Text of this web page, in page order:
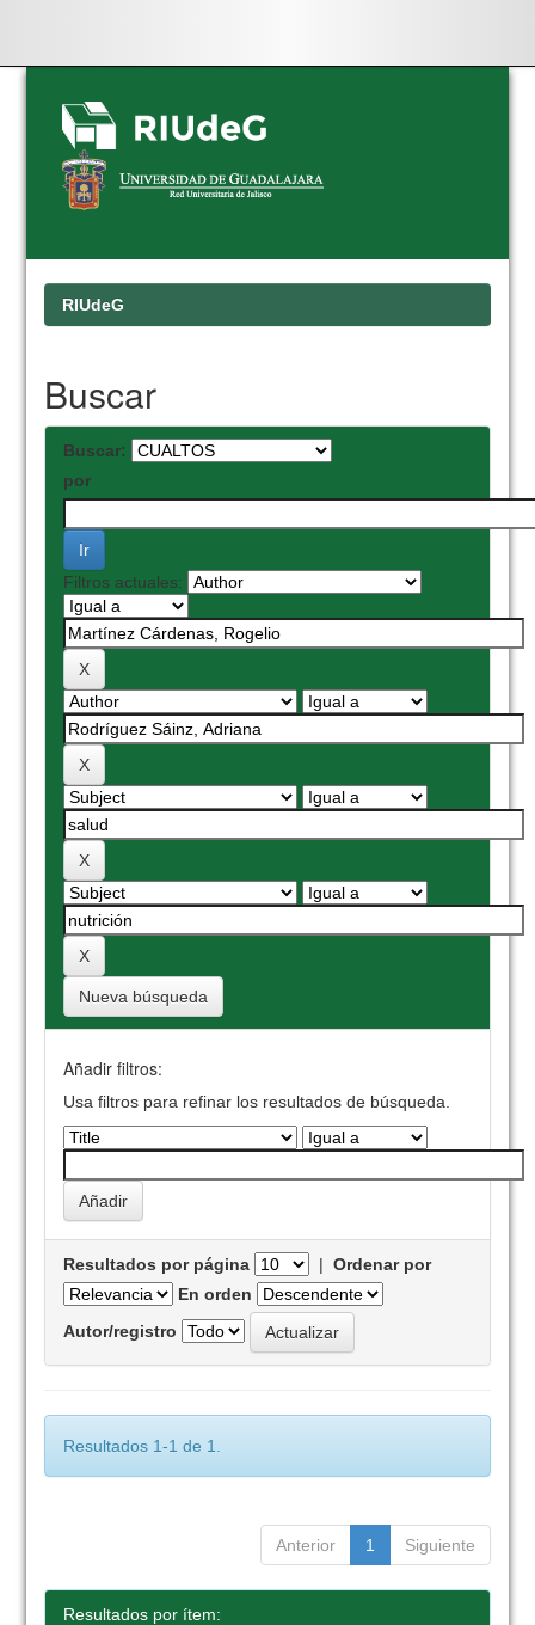
Skip
navigation
RIUdeG
Buscar
Buscar:
por
Filtros actuales:
Nueva búsqueda
Añadir filtros:
Usa filtros para refinar los resultados de búsqueda.
Resultados por página |Ordenar por
En orden
Autor/registro
Resultados 1-1 de 1.
Anterior 1 Siguiente
Resultados por ítem: